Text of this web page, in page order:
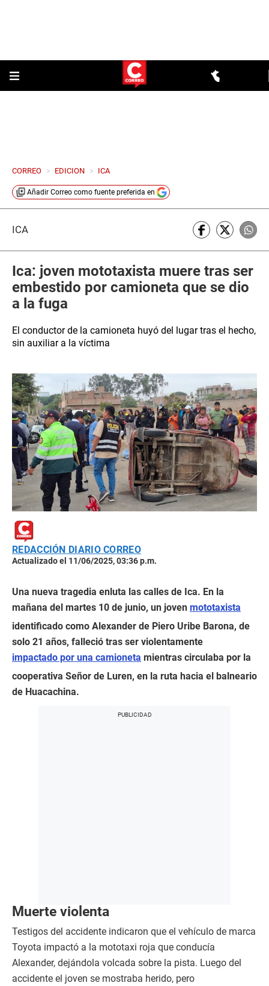
CORREO > EDICION > ICA
Añadir Correo como fuente preferida en
ICA
Ica: joven mototaxista muere tras ser
embestido por camioneta que se dio
a la fuga
El conductor de la camioneta huyó del lugar tras el hecho,
sin auxiliar a la víctima
REDACCIÓN DIARIO CORREO
Actualizado el 11/06/2025, 03:36 p.m.
Una nueva tragedia enluta las calles de Ica. En la
mañana del martes 10 de junio, un joven mototaxista
identificado como Alexander de Piero Uribe Barona, de
solo 21 años, falleció tras ser violentamente
impactado por una camioneta mientras circulaba por la
cooperativa Señor de Luren, en la ruta hacia el balneario
de Huacachina.
Muerte violenta
Testigos del accidente indicaron que el vehículo de marca
Toyota impactó a la mototaxi roja que conducía
Alexander, dejándola volcada sobre la pista. Luego del
accidente el joven se mostraba herido, pero